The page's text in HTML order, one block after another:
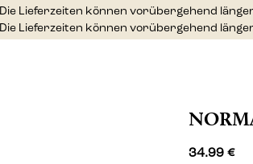
Die Lieferzeiten können vorübergehend
Die Lieferzeiten können vorübergehend
34.99 €